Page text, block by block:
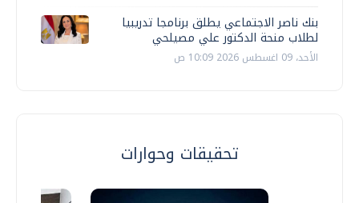
بنك ناصر الاجتماعي يطلق برنامجا تدريبيا
لطلاب منحة الدكتور علي مصيلحي
الأحد، 09 اغسطس 2026 10:09 ص
تحقيقات وحوارات